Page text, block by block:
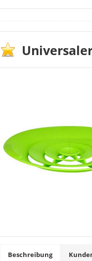
Die Kunden sind mit
Es gibt keine
Mikrowelle kannst du
Rand des
du beim Anheben
funktioniert
innovatives
auf für Pfannen
Beschreibung